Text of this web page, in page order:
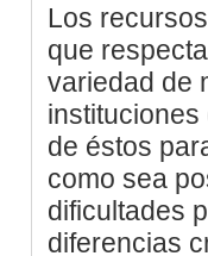
Los
que
variedad de
de éstos
como sea
dificultades
diferencias